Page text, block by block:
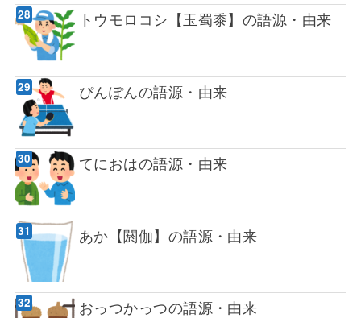
トウモロコシ【玉蜀黍】の語源・由来
ぴんぽんの語源・由来
てにおはの語源・由来
あか【閼伽】の語源・由来
おっつかっつの語源・由来